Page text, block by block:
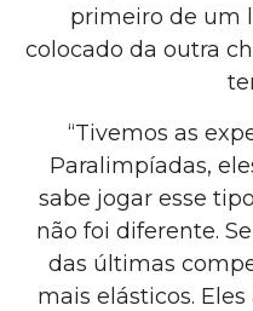
primeiro de um
colocado da outra
“Tivemos as
Paralimpíadas,
sabe jogar esse
não foi diferente.
das últimas
mais elásticos.